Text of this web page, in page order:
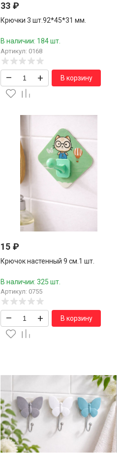
33₽
Крючки 3 шт.92*45*31 мм.
В наличии: 184 шт.
Артикул: 0168
– + В корзину
15₽
Крючок настенный 9 см.1 шт.
В наличии: 325 шт.
Артикул: 0755
– + В корзину